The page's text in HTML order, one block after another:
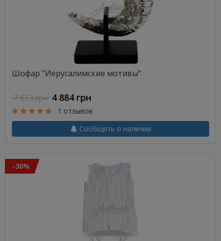
Шофар "Иерусалимские мотивы"
7 513 грн 4 884 грн
1 отзывов
Сообщить о наличии
-30%